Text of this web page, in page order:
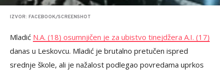
IZVOR: FACEBOOK/SCREENSHOT
Mladić N.A. (18) osumnjičen je za ubistvo tinejdžera A.I. (17)
danas u Leskovcu. Mladić je brutalno pretučen ispred
srednje škole, ali je nažalost podlegao povredama uprkos